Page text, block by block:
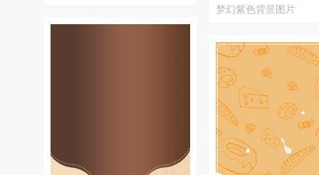
梦幻紫色背景图片